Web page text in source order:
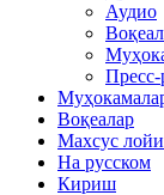
Аудио
Пресс-
Воқеалар
Махсус
На русском
Кириш